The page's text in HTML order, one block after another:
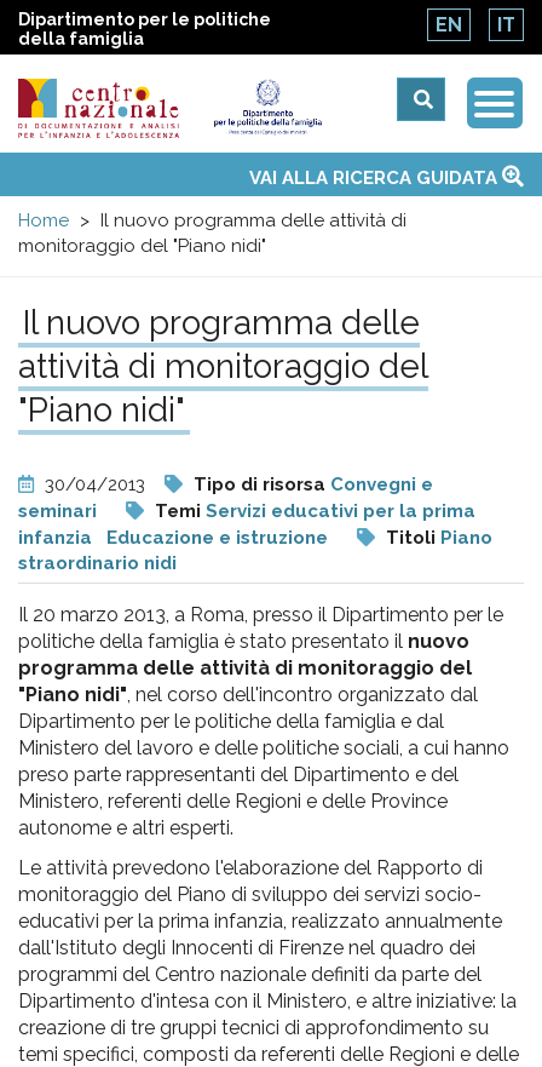
Dipartimento per le politiche
della famiglia
EN IT
Centro
nazionale
di
Documentazione
e
analisi
pr
l'infanzia
e
l'adolescenza
menu
Temi
Attività
Convenzione ONUVAI ALLA RICERCA GUIDATA
Home
Il nuovo programma delle attività di
monitoraggio del "Piano nidi"
Il nuovo programma delle
attività di monitoraggio del
"Piano nidi"
30/04/2013 Tipo di risorsa Convegni e
seminari
Temi Servizi educativi per la prima
infanzia
Educazione e istruzione Titoli Piano
straordinario nidi
Il 20 marzo 2013, a Roma, presso il Dipartimento per le
politiche della famiglia è stato presentato il nuovo
programma delle attività di monitoraggio del
"Piano nidi", nel corso dell'incontro organizzato dal
Dipartimento per le politiche della famiglia e dal
Ministero del lavoro e delle politiche sociali, a cui hanno
preso parte rappresentanti del Dipartimento e del
Ministero, referenti delle Regioni e delle Province
autonome e altri esperti.
Le attività prevedono l'elaborazione del Rapporto di
monitoraggio del Piano di sviluppo dei servizi socio-
educativi per la prima infanzia, realizzato annualmente
dall'Istituto degli Innocenti di Firenze nel quadro dei
programmi del Centro nazionale definiti da parte del
Dipartimento d'intesa con il Ministero, e altre iniziative: la
creazione di tre gruppi tecnici di approfondimento su
temi specifici, composti da referenti delle Regioni e delle